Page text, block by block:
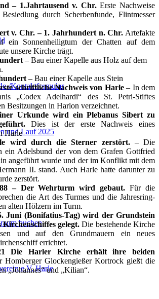
Kontaktformular
und Lauf 2025
buchen
e.V. Harle
– 1.Jahrtausend v. Chr.Erste Nachweise
durch Scherbenfunde, Flintmesser
v. Chr. – 1. Jahrhundert n. Chr. Artefakte
ein Sonnenheiligtum der Chatten auf dem
unsere Kirche trägt.
– Bau einer Kapelle aus Holz auf dem
– Bau einer Kapelle aus Stein
schriftliche Nachweis von Harle– In dem
„Codex Adelhardi“ des St. Petri-Stiftes
Besitzungen in Harlon verzeichnet.
Urkunde wird ein Plebanus Sibert zu
Dies ist der erste Nachweis eines
Harle
wird durch die Sterner zerstört.– Die
ein Adelsbund der von dem Grafen Gottfried
angeführt wurde und der im Konflikt mit dem
II. stand. Auch Harle hatte darunter zu
zerstört.
– Der Wehrturm wird gebaut. Für die
die Art des Turmes und die Jahresring-
alten Hölzern im Turm.
Juni (Bonifatius-Tag) wird der Grundstein
Kirchenschiffes gelegt. Die bestehende Kirche
und auf den Grundmauern ein neues
errichtet.
Die Harler Kirche erhält ihre beiden
Homberger Glockengießer Kortrock gießt die
„Johannes“ und „Kilian“.